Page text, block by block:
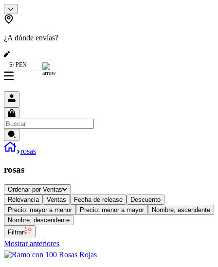
¿A dónde envías?
S/ PEN
rosas
rosas
Ordenar por Ventas
Relevancia
Ventas Fecha de release
Descuento
Precio: mayor a menor
Precio: menor a mayor
Nombre, ascendente
Nombre, descendente
Filtrar
Mostrar anteriores